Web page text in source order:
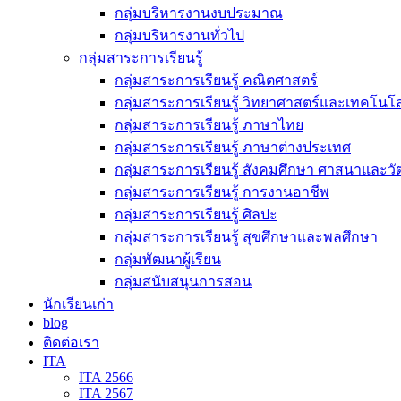
กลุ่มบริหารงานงบประมาณ
กลุ่มบริหารงานทั่วไป
กลุ่มสาระการเรียนรู้
กลุ่มสาระการเรียนรู้ คณิตศาสตร์
กลุ่มสาระการเรียนรู้ วิทยาศาสตร์และเทคโนโ
กลุ่มสาระการเรียนรู้ ภาษาไทย
กลุ่มสาระการเรียนรู้ ภาษาต่างประเทศ
กลุ่มสาระการเรียนรู้ สังคมศึกษา ศาสนาและ
กลุ่มสาระการเรียนรู้ การงานอาชีพ
กลุ่มสาระการเรียนรู้ ศิลปะ
กลุ่มสาระการเรียนรู้ สุขศึกษาและพลศึกษา
กลุ่มพัฒนาผู้เรียน
กลุ่มสนับสนุนการสอน
นักเรียนเก่า
blog
ติดต่อเรา
ITA
ITA 2566
ITA 2567